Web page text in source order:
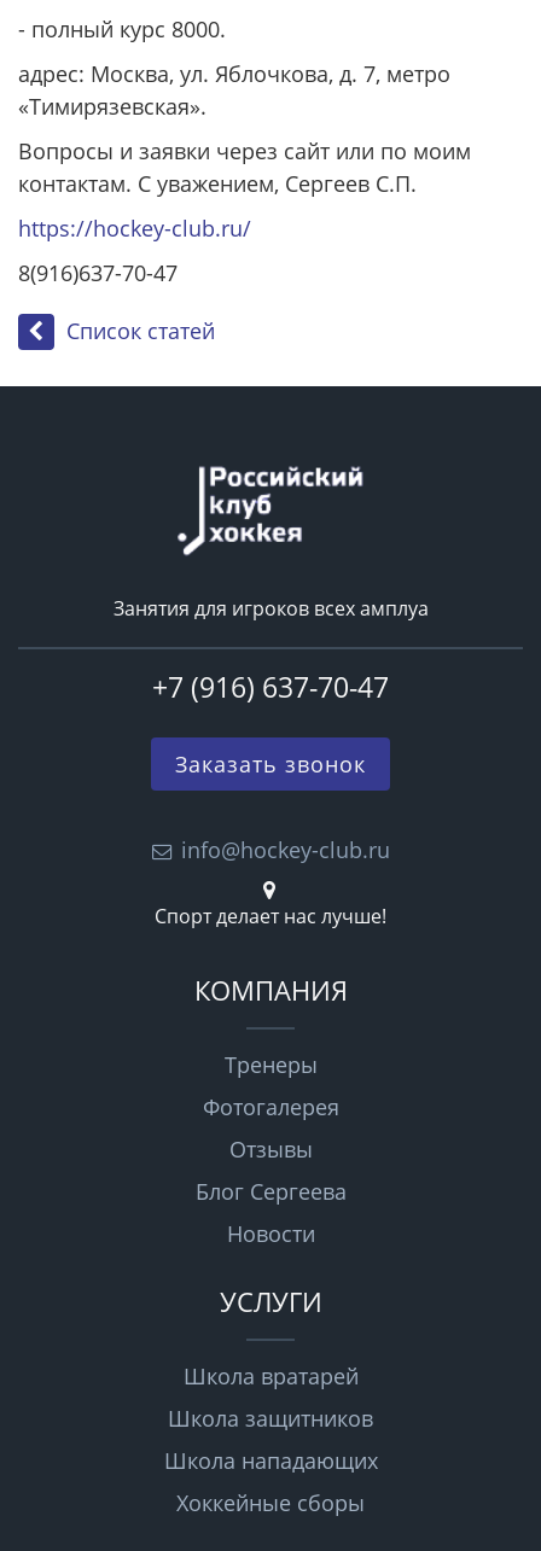
- полный курс 8000.
адрес: Москва, ул. Яблочкова, д. 7, метро
«Тимирязевская».
Вопросы и заявки через сайт или по моим
контактам. С уважением, Сергеев С.П.
https://hockey-club.ru/
8(916)637-70-47
Список статей
Занятия для игроков всех амплуа
+7 (916) 637-70-47
Заказать звонок
info@hockey-club.ru
Спорт делает нас лучше!
КОМПАНИЯ
Тренеры
Фотогалерея
Отзывы
Блог Сергеева
Новости
УСЛУГИ
Школа вратарей
Школа защитников
Школа нападающих
Хоккейные сборы